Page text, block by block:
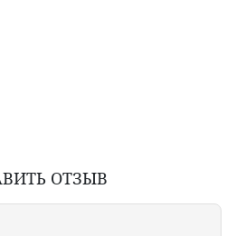
ОТЗЫВ